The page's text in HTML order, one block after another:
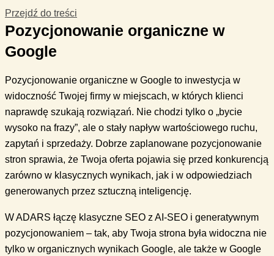
Przejdź do treści
Pozycjonowanie organiczne w
Google
Pozycjonowanie organiczne w Google to inwestycja w
widoczność Twojej firmy w miejscach, w których klienci
naprawdę szukają rozwiązań. Nie chodzi tylko o „bycie
wysoko na frazy”, ale o stały napływ wartościowego ruchu,
zapytań i sprzedaży. Dobrze zaplanowane pozycjonowanie
stron sprawia, że Twoja oferta pojawia się przed konkurencją
zarówno w klasycznych wynikach, jak i w odpowiedziach
generowanych przez sztuczną inteligencję.
W ADARS łączę klasyczne SEO z AI-SEO i generatywnym
pozycjonowaniem – tak, aby Twoja strona była widoczna nie
tylko w organicznych wynikach Google, ale także w Google